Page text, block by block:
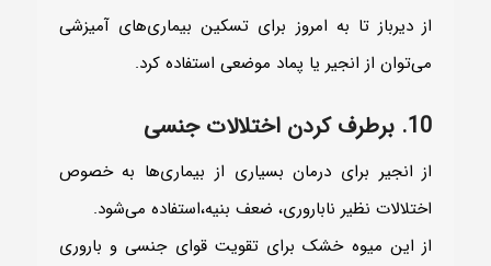
از دیرباز تا به امروز برای تسکین بیماری‌های آمیزشی
می‌توان از انجیر یا پماد موضعی استفاده کرد.
10. برطرف کردن اختلالات جنسی
از انجیر برای درمان بسیاری از بیماری‌ها به خصوص
اختلالات نظیر ناباروری، ضعف بنیه،استفاده می‌شود.
از این میوه خشک برای تقویت قوای جنسی و باروری